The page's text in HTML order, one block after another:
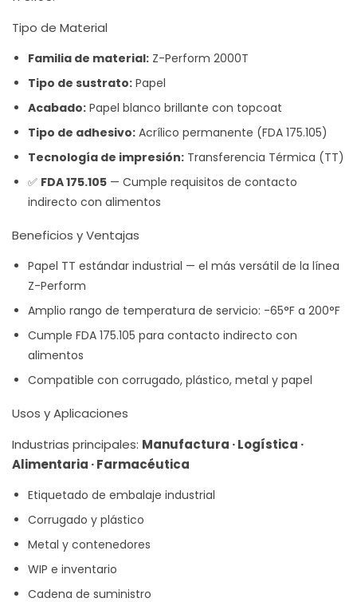
Tipo de Material
Familia de material: Z-Perform 2000T
Tipo de sustrato: Papel
Acabado: Papel blanco brillante con topcoat
Tipo de adhesivo: Acrílico permanente (FDA 175.105)
Tecnología de impresión: Transferencia Térmica (TT)
✅ FDA 175.105 — Cumple requisitos de contacto
indirecto con alimentos
Beneficios y Ventajas
Papel TT estándar industrial — el más versátil de la línea
Z-Perform
Amplio rango de temperatura de servicio: -65°F a 200°F
Cumple FDA 175.105 para contacto indirecto con
alimentos
Compatible con corrugado, plástico, metal y papel
Usos y Aplicaciones
Industrias principales: Manufactura · Logística ·
Alimentaria · Farmacéutica
Etiquetado de embalaje industrial
Corrugado y plástico
Metal y contenedores
WIP e inventario
Cadena de suministro